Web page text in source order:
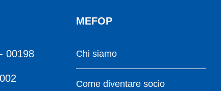
00198
MEFOP
Chi siamo
Come diventare socio